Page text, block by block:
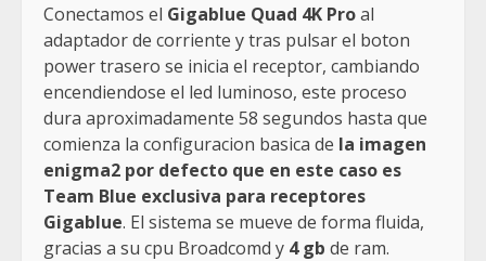
Conectamos el Gigablue Quad 4K Proal
adaptador de corriente y tras pulsar el boton
power trasero se inicia el receptor, cambiando
encendiendose el led luminoso, este proceso
dura aproximadamente 58 segundos hasta que
comienza la configuracion basica de la imagen
enigma2 por defecto que en este caso es
Team Blue exclusiva para receptores
Gigablue. El sistema se mueve de forma fluida,
gracias a su cpu Broadcomd y 4 gb de ram.